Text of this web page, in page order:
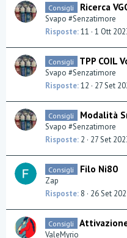
Consigli Ricerca
Svapo #Senzatimore
Risposte 11 1 Ott
Consigli TPP COIL
Svapo #Senzatimore
Risposte 12 27 Set
Consigli Modalità
Svapo #Senzatimore
Risposte 2 27 Set
Consigli Filo Ni80
Zap
Risposte 8 26 Set
Consigli
ValeMyrio